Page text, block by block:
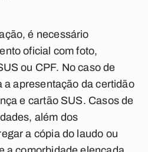
é necessário
oficial com foto,
ou CPF. No caso de
a apresentação da certidão
e cartão SUS. Casos de
além dos
a cópia do laudo ou